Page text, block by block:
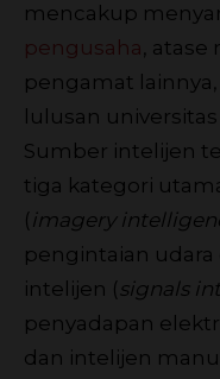
mencakup
pengusaha, atase
pengamat
lulusan
Sumber intelijen
tiga kategori
( imagery
pengintaian udara
intelijen ( signals
penyadapan
dan intelijen